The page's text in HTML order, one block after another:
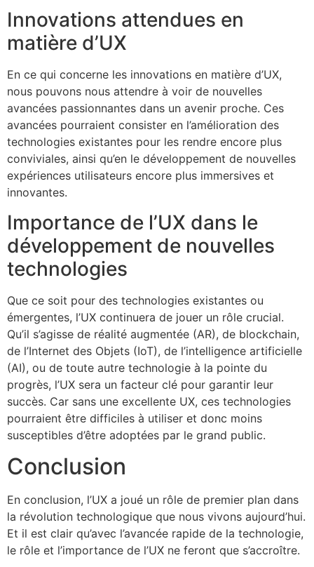
Innovations attendues en
matière d’UX
En ce qui concerne les innovations en matière d’UX,
nous pouvons nous attendre à voir de nouvelles
avancées passionnantes dans un avenir proche. Ces
avancées pourraient consister en l’amélioration des
technologies existantes pour les rendre encore plus
conviviales, ainsi qu’en le développement de nouvelles
expériences utilisateurs encore plus immersives et
innovantes.
Importance de l’UX dans le
développement de nouvelles
technologies
Que ce soit pour des technologies existantes ou
émergentes, l’UX continuera de jouer un rôle crucial.
Qu’il s’agisse de réalité augmentée (AR), de blockchain,
de l’Internet des Objets (IoT), de l’intelligence artificielle
(AI), ou de toute autre technologie à la pointe du
progrès, l’UX sera un facteur clé pour garantir leur
succès. Car sans une excellente UX, ces technologies
pourraient être difficiles à utiliser et donc moins
susceptibles d’être adoptées par le grand public.
Conclusion
En conclusion, l’UX a joué un rôle de premier plan dans
la révolution technologique que nous vivons aujourd’hui.
Et il est clair qu’avec l’avancée rapide de la technologie,
le rôle et l’importance de l’UX ne feront que s’accroître.